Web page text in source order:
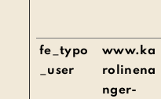
fe_typo
_user
www.ka
rolinena
nger-